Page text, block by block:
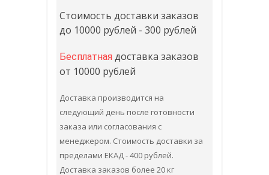
Стоимость доставки заказов
до 10000 рублей - 300 рублей
Бесплатная доставка заказов
от 10000 рублей
Доставка производится на
следующий день после готовности
заказа или согласования с
менеджером. Стоимость доставки за
пределами ЕКАД - 400 рублей.
Доставка заказов более 20 кг